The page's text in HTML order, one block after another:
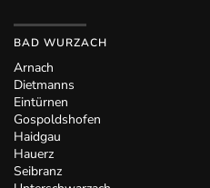
BAD WURZACH
Arnach
Dietmanns
Eintürnen
Gospoldshofen
Haidgau
Hauerz
Seibranz